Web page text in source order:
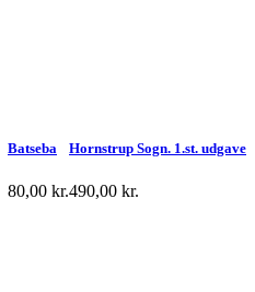
Hornstrup Sogn. 1.st. udgave
490,00 kr.
Batseba
80,00 kr.